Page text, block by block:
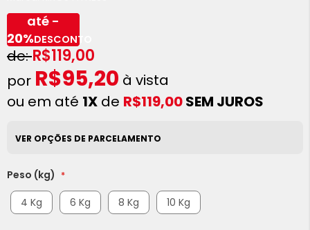
R$119,00
até -
20%DESCONTO
R$95,20 à vista
ou em até 1X de R$119,00SEM JUROS
VER OPÇÕES DE PARCELAMENTO
Peso (kg)
4 Kg
6 Kg 8 Kg 10 Kg
Galeria
de
imagens